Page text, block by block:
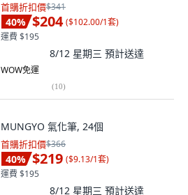
首購折扣價$341
40% $204 ($102.00/1套)
運費 $195
8/12 星期三 預計送達
WOW免運
(10)
MUNGYO 氣化筆, 24個
首購折扣價$366
40% $219 ($9.13/1套)
運費 $195
8/12 星期三 預計送達